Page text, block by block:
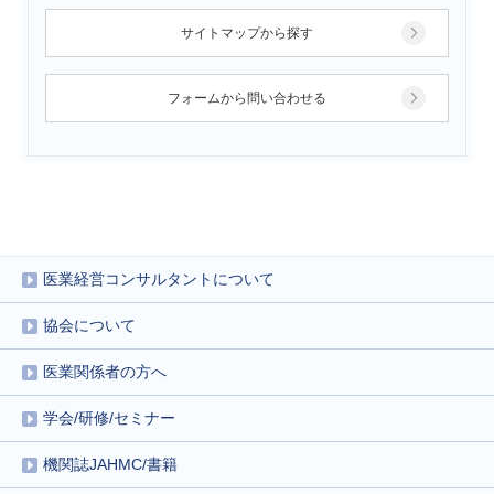
サイトマップから探す
フォームから問い合わせる
医業経営コンサルタントについて
協会について
医業関係者の方へ
学会/研修/セミナー
機関誌JAHMC/書籍